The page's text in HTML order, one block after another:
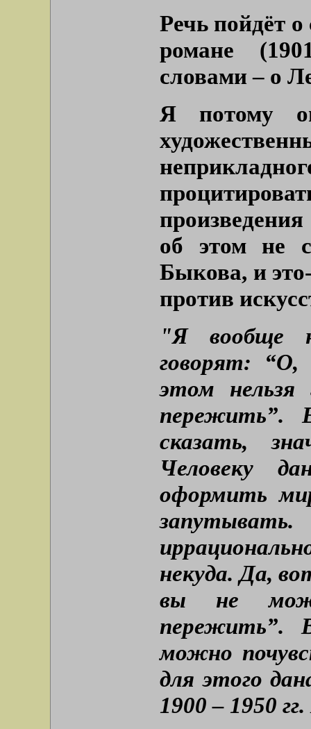
Речь пойдёт о
романе
словами – о
Я потому
об этом не
Быкова, и
против
"Я вообще
говорят:
этом
пережить”.
сказать,
Человеку
оформить
некуда. Да,
вы не
пережить”.
можно
для этого
1900 – 1950